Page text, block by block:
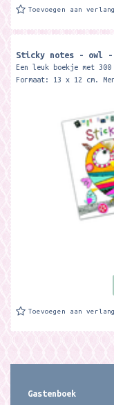
Toevoegen aan
Sticky notes - owl -
Een leuk boekje met
Formaat: 13 x 12 cm.
Toevoegen aan
Gastenboek